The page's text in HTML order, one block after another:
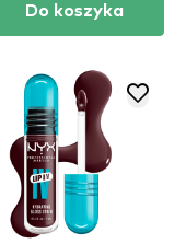
Do koszyka